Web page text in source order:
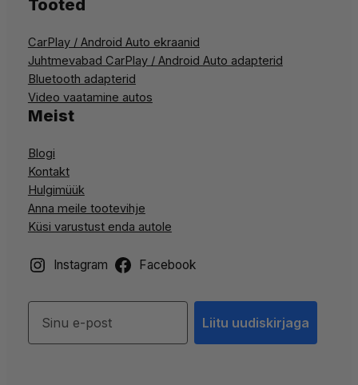
Tooted
CarPlay / Android Auto ekraanid
Juhtmevabad CarPlay / Android Auto adapterid
Bluetooth adapterid
Video vaatamine autos
Meist
Blogi
Kontakt
Hulgimüük
Anna meile tootevihje
Küsi varustust enda autole
Instagram Facebook
Liitu uudiskirjaga
Liitu uudiskirjaga